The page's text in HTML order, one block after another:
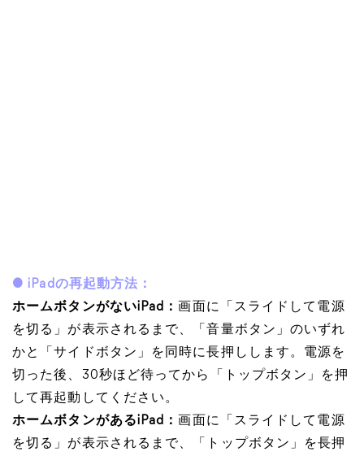
● iPadの再起動方法：
ホームボタンがないiPad： 画面に「スライドして電源
を切る」が表示されるまで、「音量ボタン」のいずれ
かと「サイドボタン」を同時に長押しします。電源を
切った後、30秒ほど待ってから「トップボタン」を押
して再起動してください。
ホームボタンがあるiPad： 画面に「スライドして電源
を切る」が表示されるまで、「トップボタン」を長押